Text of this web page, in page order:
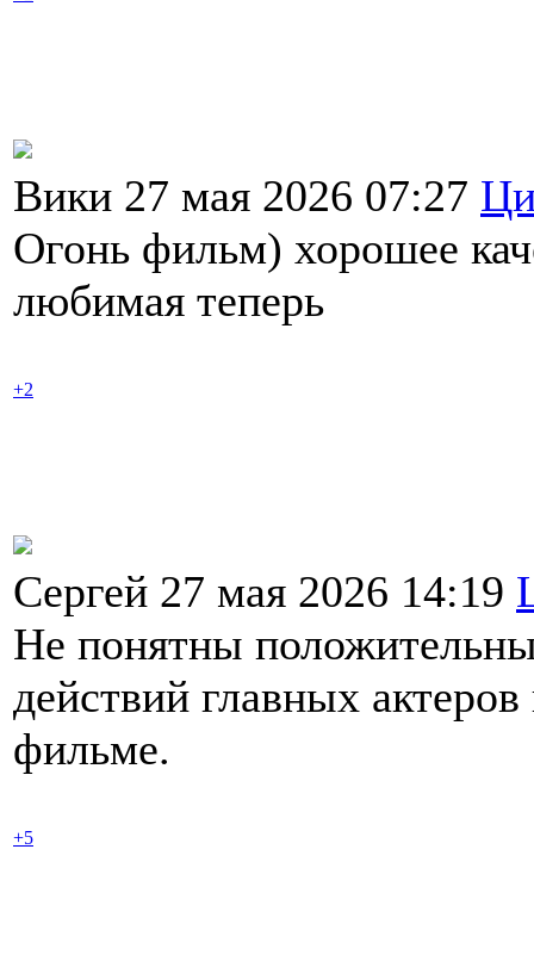
Вики 27 мая 2026 07:27
Огонь фильм) хорошее
любимая теперь
+2
Сергей 27 мая 2026 14:19
Не понятны
действий главных
фильме.
+5